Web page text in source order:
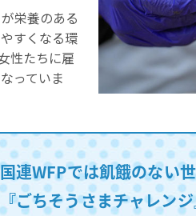
栄養のある
すくなる環
性たちに雇
っていま
国連WFPでは飢餓のない
『ごちそうさまチャレン